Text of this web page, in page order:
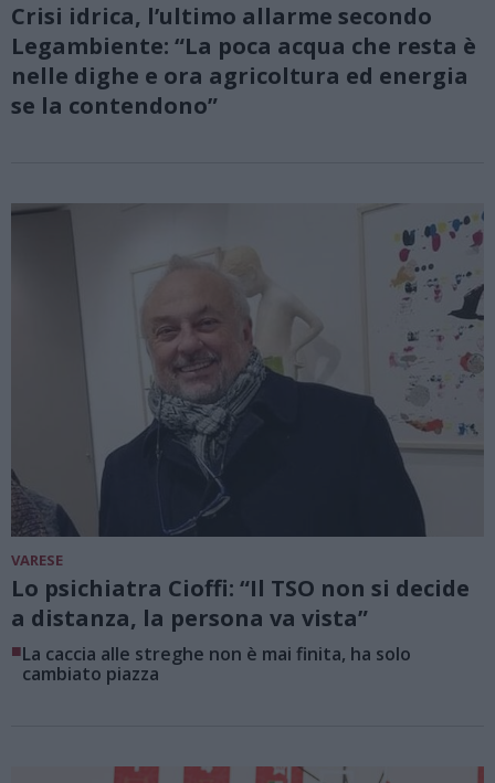
Crisi idrica, l’ultimo allarme secondo
Legambiente: “La poca acqua che resta è
nelle dighe e ora agricoltura ed energia
se la contendono”
VARESE
Lo psichiatra Cioffi: “Il TSO non si decide
a distanza, la persona va vista”
■La caccia alle streghe non è mai finita, ha solo
cambiato piazza